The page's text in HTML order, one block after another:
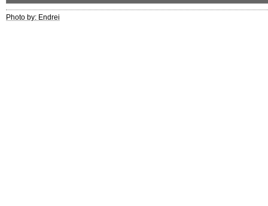
Photo by: Endrei